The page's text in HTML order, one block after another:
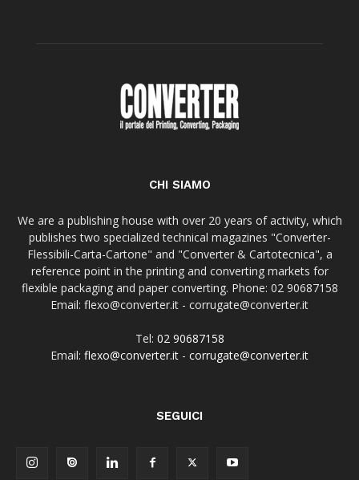
CHI SIAMO
We are a publishing house with over 20 years of activity, which
publishes two specialized technical magazines "Converter-
Flessibili-Carta-Cartone" and "Converter & Cartotecnica", a
reference point in the printing and converting markets for
flexible packaging and paper converting. Phone: 02 90687158
Email: flexo@converter.it - corrugate@converter.it
Tel: 02 90687158
Email: flexo@converter.it - corrugate@converter.it
SEGUICI